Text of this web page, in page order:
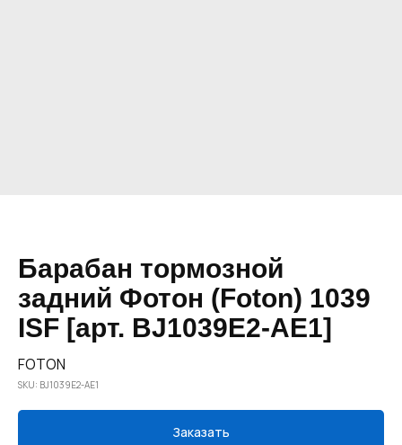
Барабан тормозной
задний Фотон (Foton) 1039
ISF [арт. BJ1039E2-AE1]
FOTON
SKU: BJ1039E2-AE1
Заказать